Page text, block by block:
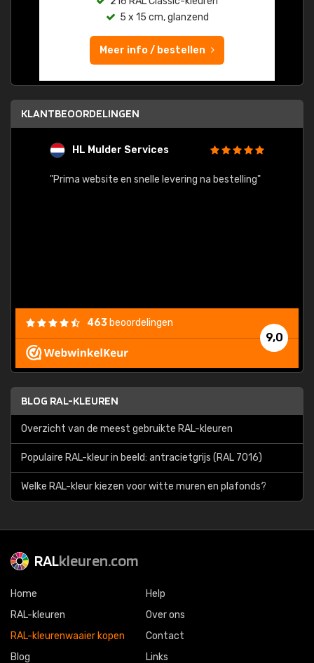
5 x 15 cm, glanzend
Meer info / bestellen
KLANTBEOORDELINGEN
HL Mulder Services
"Prima website en snelle levering na bestelling"
9,0
463 beoordelingen
BLOG RAL-KLEUREN
Overzicht van de meest gebruikte RAL-kleuren
Populaire RAL-kleur in beeld: antracietgrijs (RAL 7016)
Welke RAL-kleur kiezen voor witte muren en plafonds?
RALkleuren.com
Home
RAL-kleuren
RAL-kleurenwaaier kopen
Blog
Help
Over ons
Contact
Links